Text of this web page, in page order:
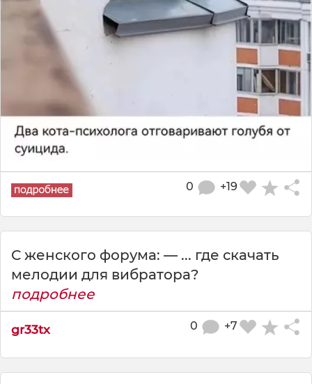
+19
0
С женского форума: — ... где скачать
мелодии для вибратора?
подробнее
gr33tx +7
0